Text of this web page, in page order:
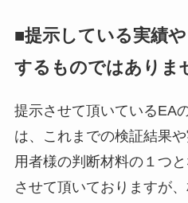
■提示している実績
するものではありま
提示させて頂いているEA
は、これまでの検証結果
用者様の判断材料の１つ
させて頂いておりますが